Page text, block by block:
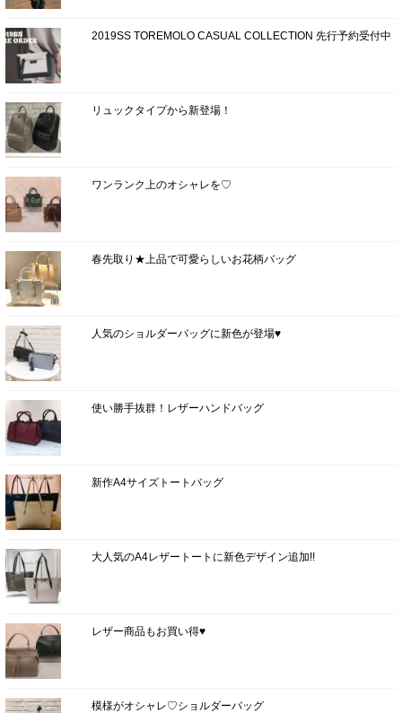
2019SS TOREMOLO CASUAL COLLECTION 先行予約受付中
リュックタイプから新登場！
ワンランク上のオシャレを♡
春先取り★上品で可愛らしいお花柄バッグ
人気のショルダーバッグに新色が登場♥
使い勝手抜群！レザーハンドバッグ
新作A4サイズトートバッグ
大人気のA4レザートートに新色デザイン追加!!
レザー商品もお買い得♥
模様がオシャレ♡ショルダーバッグ